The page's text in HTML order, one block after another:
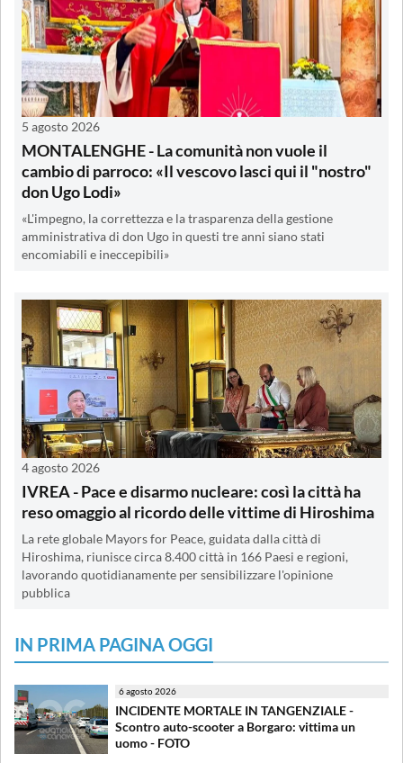
5 agosto 2026
MONTALENGHE - La comunità non vuole il
cambio di parroco: «Il vescovo lasci qui il "nostro"
don Ugo Lodi»
«L'impegno, la correttezza e la trasparenza della gestione
amministrativa di don Ugo in questi tre anni siano stati
encomiabili e ineccepibili»
4 agosto 2026
IVREA - Pace e disarmo nucleare: così la città ha
reso omaggio al ricordo delle vittime di Hiroshima
La rete globale Mayors for Peace, guidata dalla città di
Hiroshima, riunisce circa 8.400 città in 166 Paesi e regioni,
lavorando quotidianamente per sensibilizzare l'opinione
pubblica
IN PRIMA PAGINA OGGI
6 agosto 2026
INCIDENTE MORTALE IN TANGENZIALE -
Scontro auto-scooter a Borgaro: vittima un
uomo - FOTO